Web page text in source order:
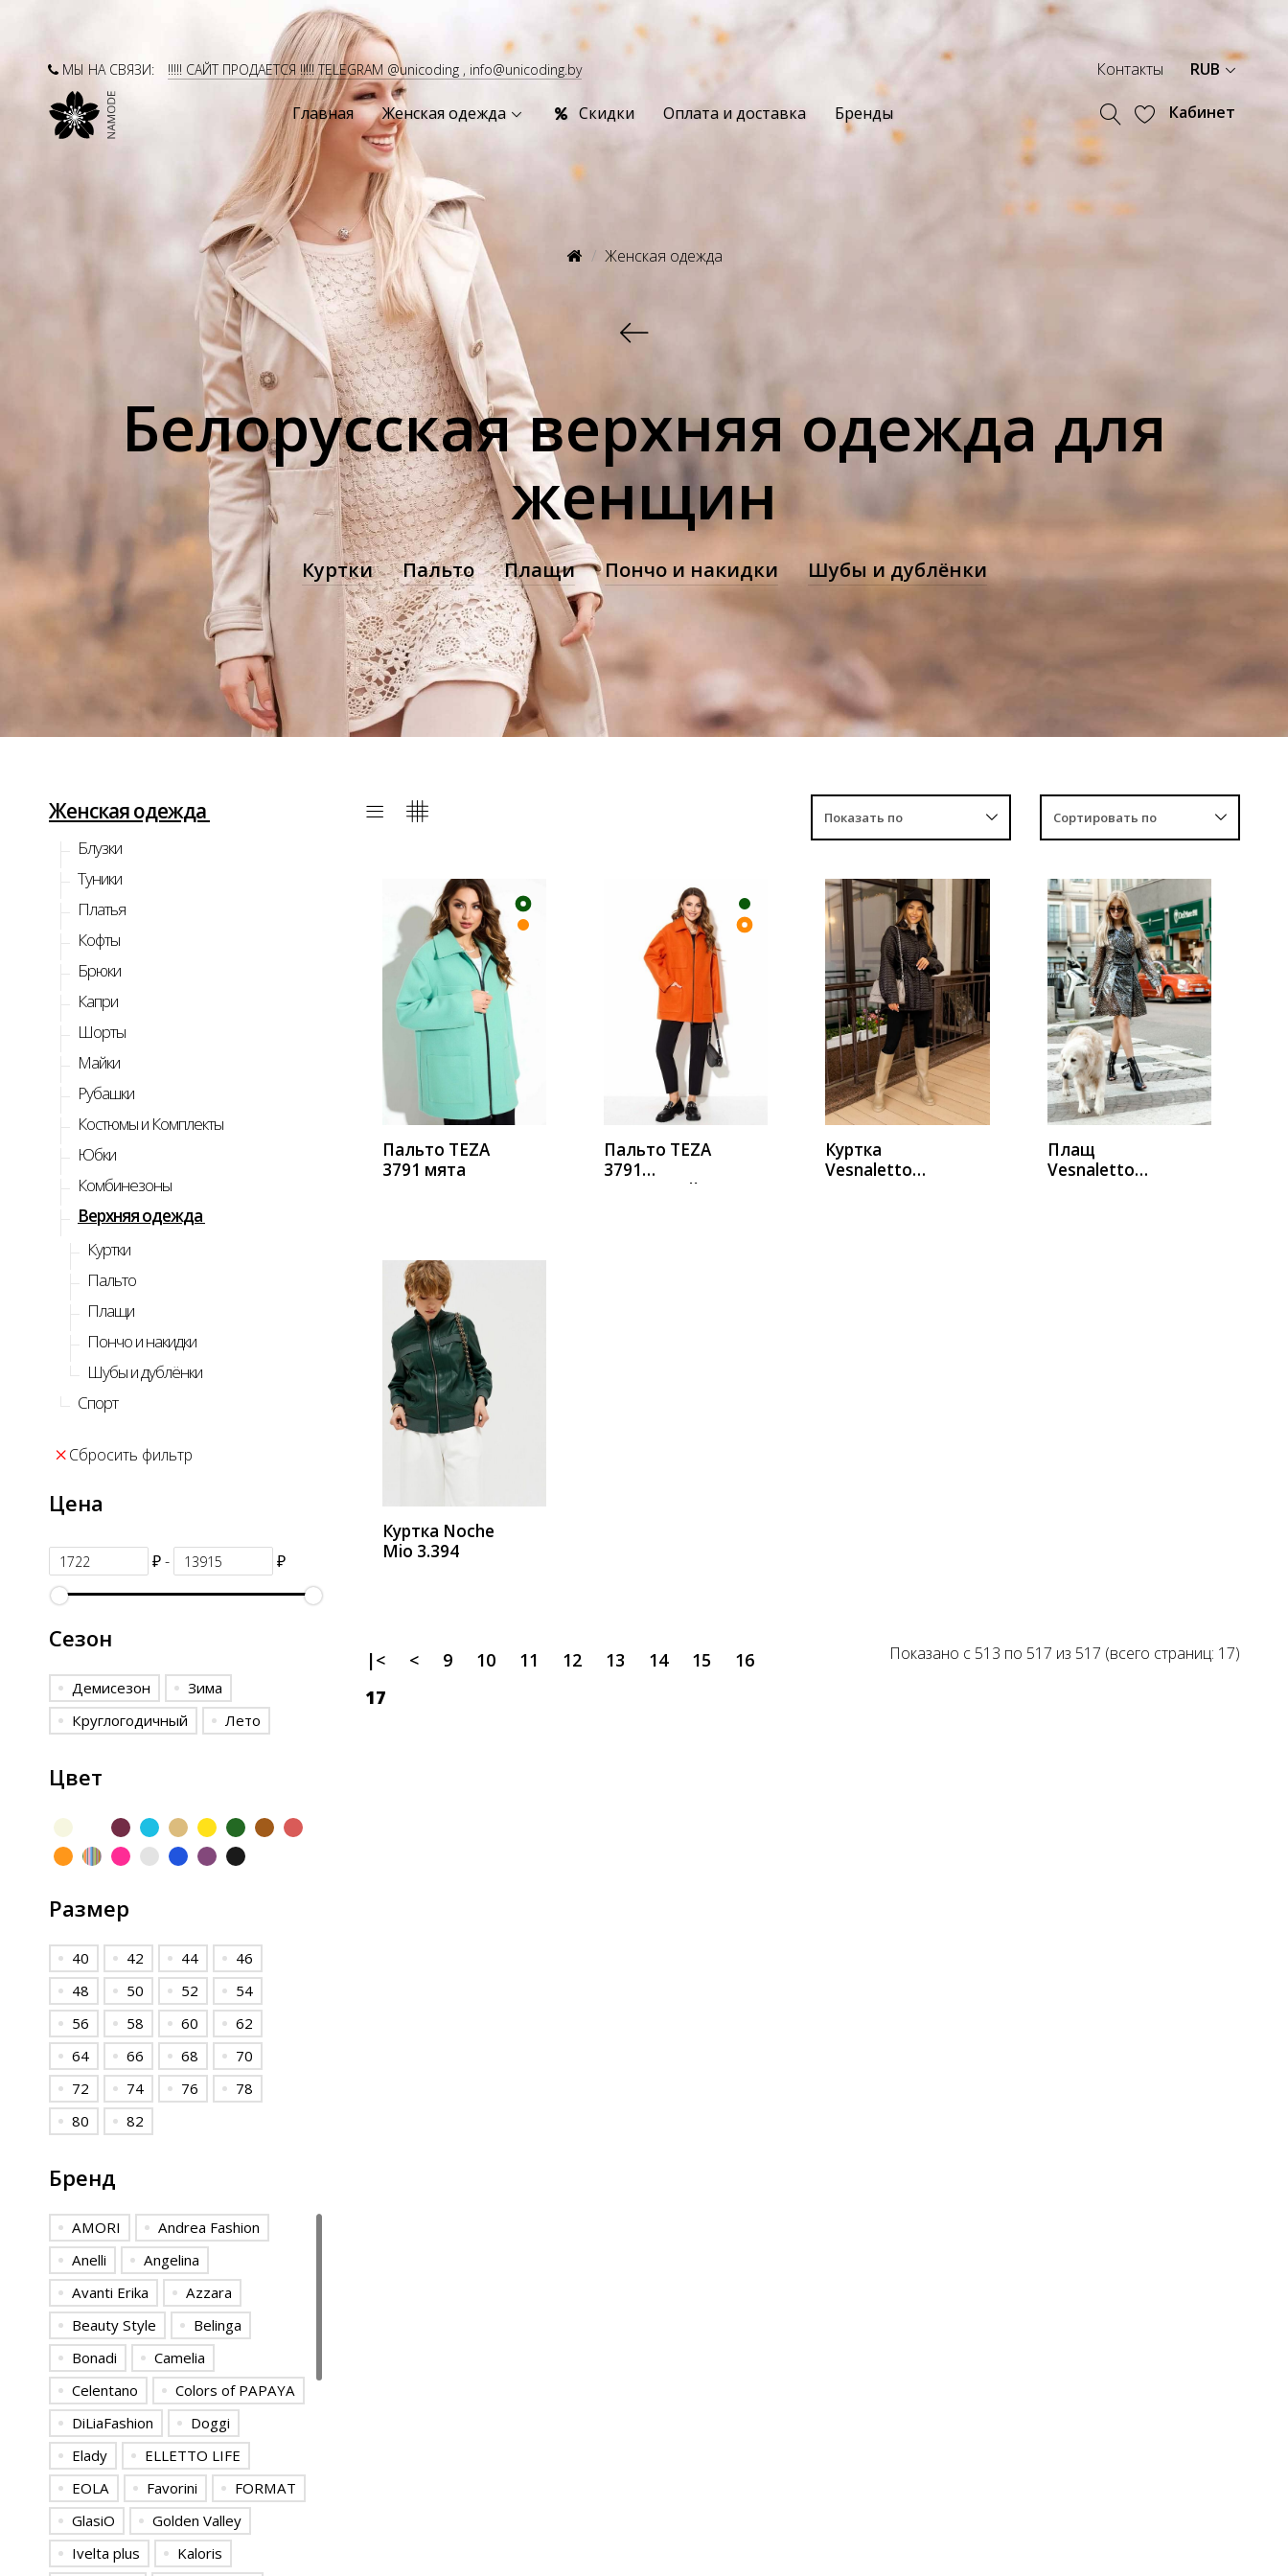
МЫ НА СВЯЗИ: !!!!! САЙТ ПРОДАЕТСЯ !!!!! TELEGRAM @unicoding , info@unicoding.by Контакты RUB
Главная Женская одежда Скидки Оплата и доставка Бренды Кабинет
Женская одежда
Белорусская верхняя одежда для
женщин
Куртки Пальто Плащи Пончо и накидки Шубы и дублёнки
Женская одежда
Блузки
Туники
Платья
Кофты
Брюки
Капри
Шорты
Майки
Рубашки
Костюмы и Комплекты
Юбки
Комбинезоны
Верхняя одежда
Куртки
Пальто
Плащи
Пончо и накидки
Шубы и дублёнки
Спорт
Сбросить фильтр
Цена
₽ - ₽
Сезон
Демисезон
Зима
Круглогодичный
Лето
Цвет
Размер
40 42 44
46
48
50 52
54
56
58 60
62
64
66 68
70
72
74 76
78
80
82
Бренд
AMORI
Andrea Fashion
Anelli
Angelina
Avanti Erika
Azzara
Beauty Style
Belinga
Bonadi
Camelia
Celentano
Colors of PAPAYA
DiLiaFashion
Doggi
Elady
ELLETTO LIFE
EOLA
Favorini
FORMAT
GlasiO
Golden Valley
Ivelta plus
Kaloris
Пальто TEZA
3791 мята
КУПИТЬ
Пальто TEZA
3791
оранжевый
КУПИТЬ
Куртка
Vesnaletto
КУПИТЬ
Плащ
Vesnaletto
КУПИТЬ
Куртка Noche
Mio 3.394
КУПИТЬ
|< < 9 10 11 12 13 14 15
16
17
Показано с 513 по 517 из 517 (всего страниц: 17)